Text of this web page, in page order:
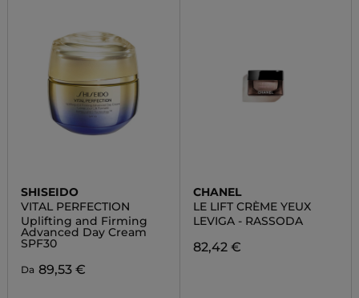
SHISEIDO
VITAL PERFECTION
Uplifting and Firming
Advanced Day Cream
SPF30
Da 89,53 €
CHANEL
LE LIFT CRÈME YEUX
LEVIGA - RASSODA
82,42 €